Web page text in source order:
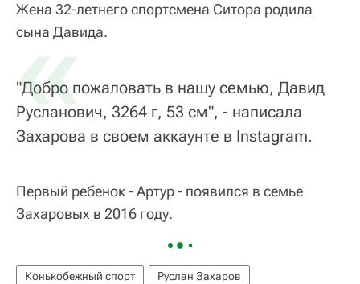
Жена 32-летнего спортсмена Ситора родила
сына Давида.
«
"Добро пожаловать в нашу семью, Давид
Русланович, 3264 г, 53 см", - написала
Захарова в своем аккаунте в Instagram.
Первый ребенок - Артур - появился в семье
Захаровых в 2016 году.
Конькобежный спорт Руслан Захаров